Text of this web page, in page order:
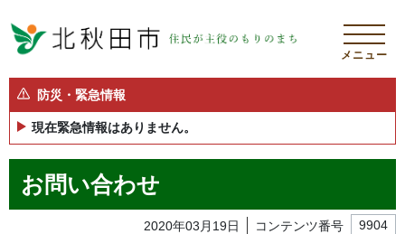
メニュー
防災・緊急情報
現在緊急情報はありません。
お問い合わせ
2020年03月19日 コンテンツ番号 9904